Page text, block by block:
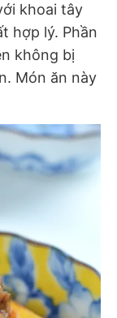
khoai tây
hợp lý. Phần
không bị
Món ăn này